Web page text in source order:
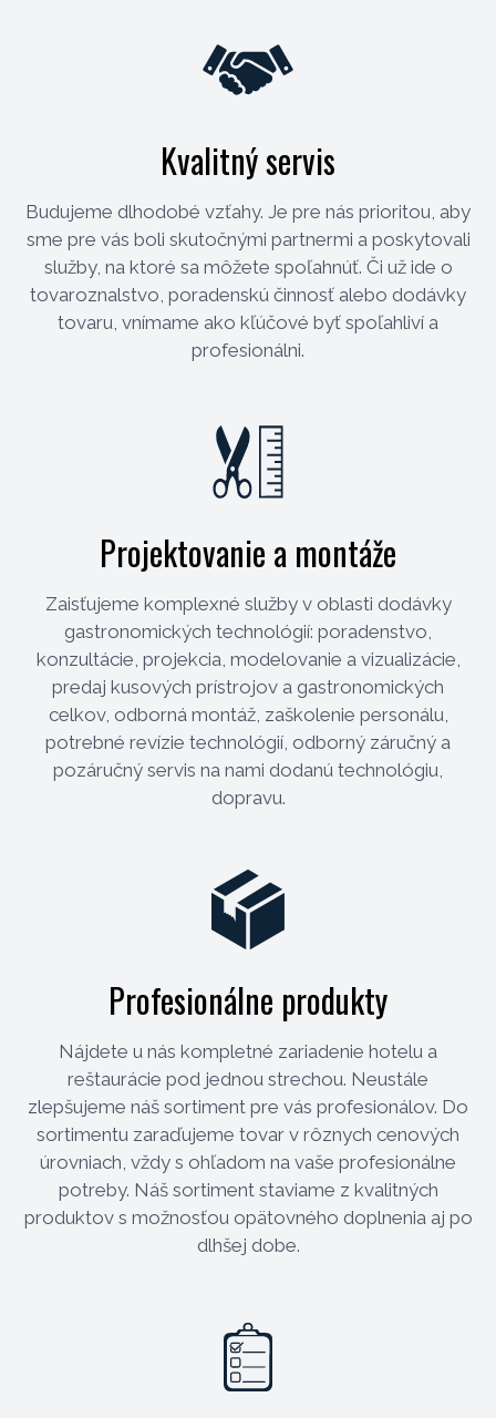
Kvalitný servis
Budujeme dlhodobé vzťahy. Je pre nás prioritou, aby
sme pre vás boli skutočnými partnermi a poskytovali
služby, na ktoré sa môžete spoľahnúť. Či už ide o
tovaroznalstvo, poradenskú činnosť alebo dodávky
tovaru, vnímame ako kľúčové byť spoľahliví a
profesionálni.
Projektovanie a montáže
Zaisťujeme komplexné služby v oblasti dodávky
gastronomických technológií: poradenstvo,
konzultácie, projekcia, modelovanie a vizualizácie,
predaj kusových prístrojov a gastronomických
celkov, odborná montáž, zaškolenie personálu,
potrebné revízie technológií, odborný záručný a
pozáručný servis na nami dodanú technológiu,
dopravu.
Profesionálne produkty
Nájdete u nás kompletné zariadenie hotelu a
reštaurácie pod jednou strechou. Neustále
zlepšujeme náš sortiment pre vás profesionálov. Do
sortimentu zaraďujeme tovar v rôznych cenových
úrovniach, vždy s ohľadom na vaše profesionálne
potreby. Náš sortiment staviame z kvalitných
produktov s možnosťou opätovného doplnenia aj po
dlhšej dobe.